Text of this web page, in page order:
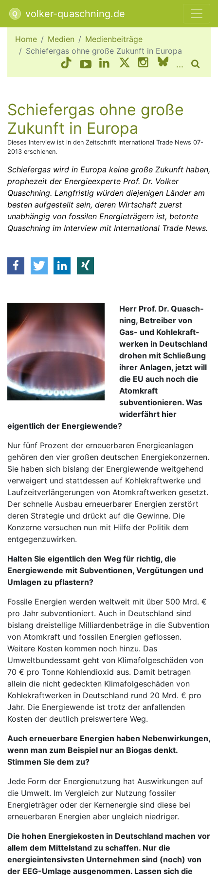
volker-quaschning.de
Home Medien
Medienbeiträge
Schiefergas ohne große Zukunft in Europa
...
Schiefer­gas ohne große
Zukunft in Europa
Dieses Interview ist in den Zeitschrift International Trade News 07-
2013 erschienen.
Schiefergas wird in Europa keine große Zukunft haben,
prophezeit der Energieexperte Prof. Dr. Volker
Quaschning. Langfristig würden diejenigen Länder am
besten aufgestellt sein, deren Wirtschaft zuerst
unabhängig von fossilen Energieträgern ist, betonte
Quaschning im Interview mit International Trade News.
Herr Prof. Dr. Quasch­
ning, Betrei­ber von
Gas- und Kohle­kraft­
werken in Deutsch­land
drohen mit Schließung
ihrer Anlagen, jetzt will
die EU auch noch die
Atomkraft
subventionieren. Was
widerfährt hier
eigentlich der Energiewende?
Nur fünf Prozent der erneuerbaren Energieanlagen
gehören den vier großen deutschen Energiekonzernen.
Sie haben sich bislang der Energiewende weitgehend
verweigert und stattdessen auf Kohlekraftwerke und
Laufzeitverlängerungen von Atomkraftwerken gesetzt.
Der schnelle Ausbau erneuerbarer Energien zerstört
deren Strategie und drückt auf die Gewinne. Die
Konzerne versuchen nun mit Hilfe der Politik dem
entgegenzuwirken.
Halten Sie eigentlich den Weg für richtig, die
Energiewende mit Subventionen, Vergütungen und
Umlagen zu pflastern?
Fossile Energien werden weltweit mit über 500 Mrd. €
pro Jahr subventioniert. Auch in Deutschland sind
bislang dreistellige Milliardenbeträge in die Subvention
von Atomkraft und fossilen Energien geflossen.
Weitere Kosten kommen noch hinzu. Das
Umweltbundessamt geht von Klimafolgeschäden von
70 € pro Tonne Kohlendioxid aus. Damit betragen
allein die nicht gedeckten Klimafolgeschäden von
Kohlekraftwerken in Deutschland rund 20 Mrd. € pro
Jahr. Die Energiewende ist trotz der anfallenden
Kosten der deutlich preiswertere Weg.
Auch erneuerbare Energien haben Nebenwirkungen,
wenn man zum Beispiel nur an Biogas denkt.
Stimmen Sie dem zu?
Jede Form der Energienutzung hat Auswirkungen auf
die Umwelt. Im Vergleich zur Nutzung fossiler
Energieträger oder der Kernenergie sind diese bei
erneuerbaren Energien aber ungleich niedriger.
Die hohen Energiekosten in Deutschland machen vor
allem dem Mittelstand zu schaffen. Nur die
energieintensivsten Unternehmen sind (noch) von
der EEG-Umlage ausgenommen. Lassen sich die